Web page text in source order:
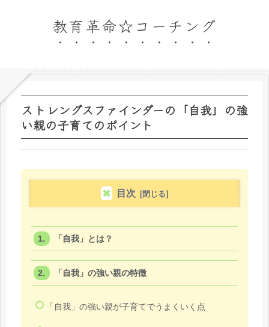
教育革命☆コーチング
ストレングスファインダーの「自我」の強
い親の子育てのポイント
目次
「自我」とは？
「自我」の強い親の特徴
「自我」の強い親が子育てでうまくいく点